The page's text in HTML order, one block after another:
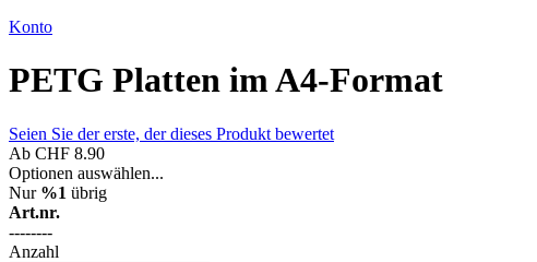
Konto
PETG Platten im A4-Format
Seien Sie der erste, der dieses Produkt bewertet
Ab CHF 8.90
Optionen auswählen...
Nur %1 übrig
Art.nr.
--------
Anzahl